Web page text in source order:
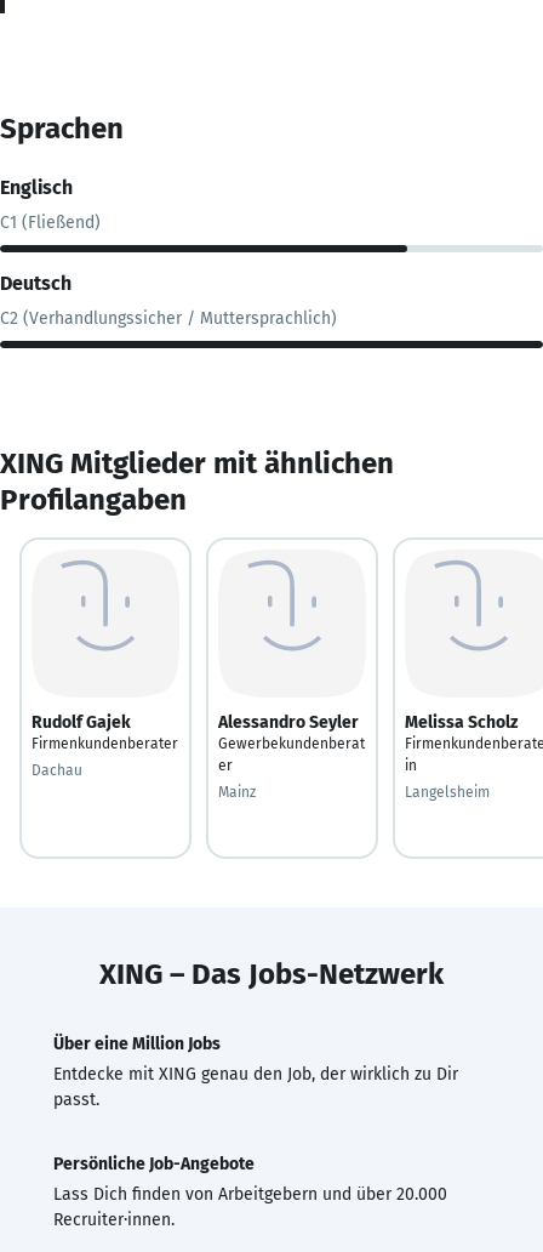
Sprachen
Englisch
C1 (Fließend)
Deutsch
C2 (Verhandlungssicher / Muttersprachlich)
XING Mitglieder mit ähnlichen
Profilangaben
Rudolf Gajek
Firmenkundenberater
Dachau
Alessandro Seyler
Gewerbekundenberat
er
Mainz
Melissa Scholz
in
Langelsheim
XING – Das Jobs-Netzwerk
Über eine Million Jobs
Entdecke mit XING genau den Job, der wirklich zu Dir
passt.
Persönliche Job-Angebote
Lass Dich finden von Arbeitgebern und über 20.000
Recruiter·innen.